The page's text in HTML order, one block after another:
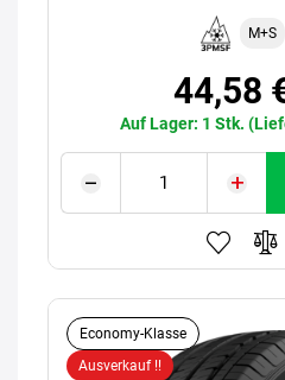
M+S
44,58
Auf Lager: 1 Stk.
Economy-Klasse
Ausverkauf !!